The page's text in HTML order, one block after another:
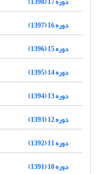
دوره 16 (1397)
دوره 15 (1396)
دوره 14 (1395)
دوره 13 (1394)
دوره 12 (1393)
دوره 11 (1392)
دوره 10 (1391)